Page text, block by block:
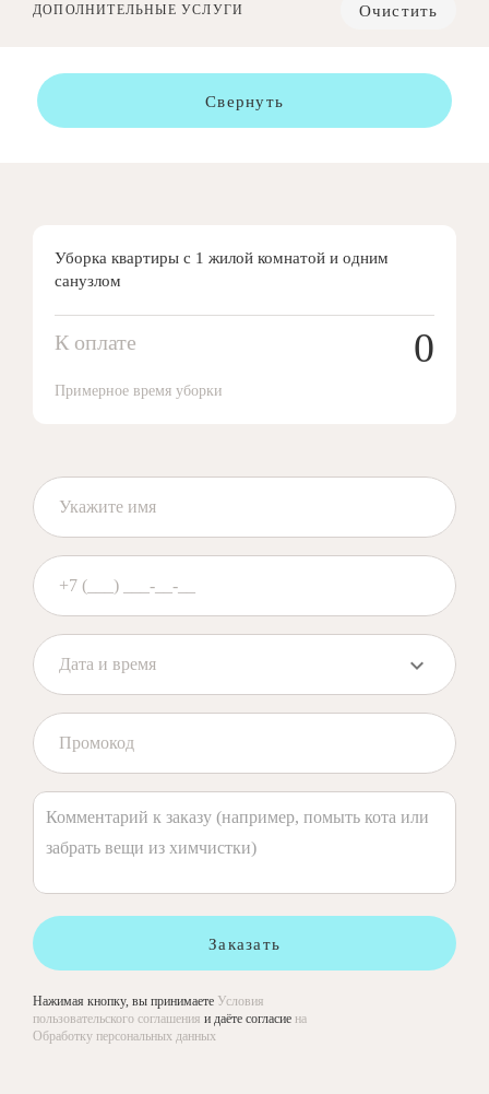
ДОПОЛНИТЕЛЬНЫЕ УСЛУГИ Очистить
Свернуть
Уборка квартиры с 1 жилой комнатой и одним
санузлом
К оплате 0
Примерное время уборки
Заказать
Нажимая кнопку, вы принимаете Условия
пользовательского соглашения и даёте согласие на
Обработку персональных данных